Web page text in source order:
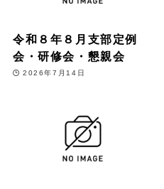
令和８年８月支部定例
会・研修会・懇親会
2026年7月14日